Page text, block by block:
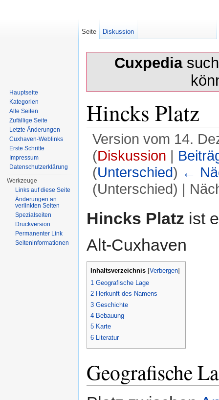
Cuxpedia
Hincks Platz
Version vom 14.
(Diskussion |
(Unterschied) ←
(Unterschied) |
Hincks Platz ist
Alt-Cuxhaven
Inhaltsverzeichnis Verbergen
1 Geografische Lage
2 Herkunft des Namens
3 Geschichte
4 Bebauung
5 Karte
6
Literatur
Geografische
Seite Diskussion
Hauptseite
Kategorien
Alle Seiten
Zufällige Seite
Letzte Änderungen
Cuxhaven-Weblinks
Erste Schritte
Impressum
Datenschutzerklärung
Werkzeuge
Links auf diese Seite
Änderungen an
verlinkten Seiten
Spezialseiten
Druckversion
Permanenter Link
Seiten­informationen